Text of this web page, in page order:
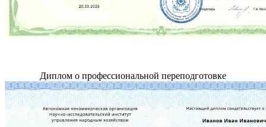
Диплом о профессиональной переподготовке